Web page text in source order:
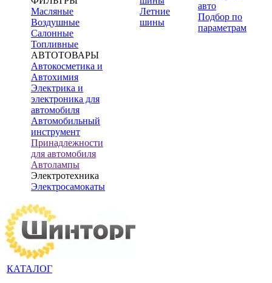
Масляные
Воздушные
Салонные
Топливные
АВТОТОВАРЫ
Автокосметика и
Автохимия
Электрика и
электроника для
автомобиля
Автомобильный
инструмент
Принадлежности
для автомобиля
Автолампы
Электротехника
Электросамокаты
Летние
шины
авто
Подбор по
параметрам
КАТАЛОГ